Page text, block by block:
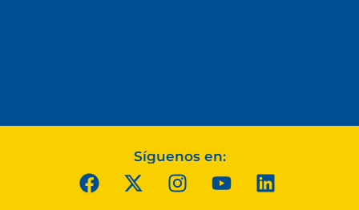
Síguenos en: